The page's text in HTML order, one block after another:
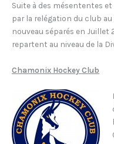
Suite à des mésententes et
par la relégation du club
nouveau séparés en Juillet
repartent au niveau de la
Chamonix Hockey Club